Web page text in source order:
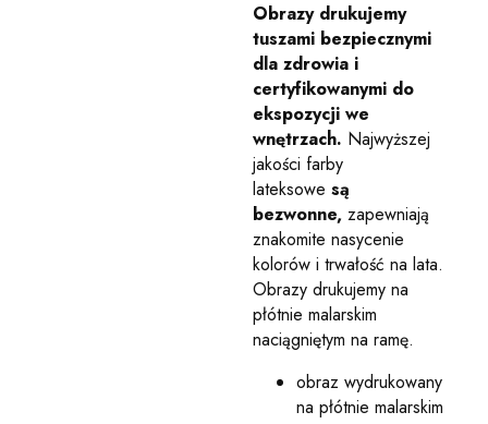
Obrazy drukujemy
tuszami bezpiecznymi
dla zdrowia i
certyfikowanymi do
ekspozycji we
wnętrzach. Najwyższej
jakości farby
lateksowe są
bezwonne, zapewniają
znakomite nasycenie
kolorów i trwałość na lata.
Obrazy drukujemy na
płótnie malarskim
naciągniętym na ramę.
obraz wydrukowany
na płótnie malarskim